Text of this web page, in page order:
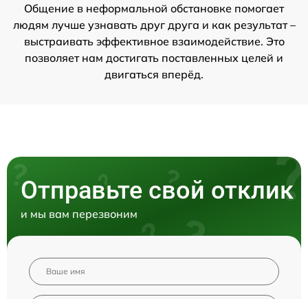
Общение в неформальной обстановке помогает
людям лучше узнавать друг друга и как результат –
выстраивать эффективное взаимодействие. Это
позволяет нам достигать поставленных целей и
двигаться вперёд.
Отправьте свой отклик
и мы вам перезвоним